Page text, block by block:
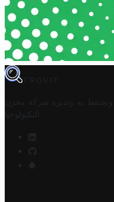
TROVIT
به وتديره
شركة مخزن
التكنولوجيا